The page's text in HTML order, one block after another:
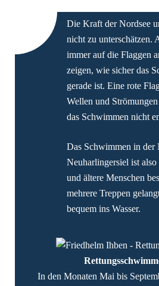
Die Kraft der Nordsee
nicht zu unterschätzen.
immer auf die Flaggen
zeigen, wie sicher das
gerade ist. Eine rote
Wellen und
das Schwimmen nicht
Das Schwimmen in der
Neuharlingersiel ist
und ältere Menschen
mehrere Treppen
bequem ins Wasser.
In den Monaten Mai bis